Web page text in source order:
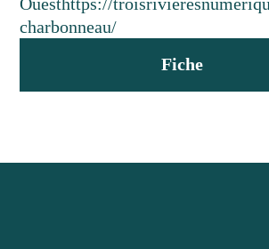
charbonneau/
Fiche